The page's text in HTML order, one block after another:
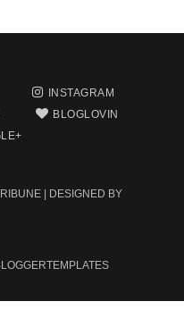
INSTAGRAM
BLOGLOVIN
| DESIGNED BY